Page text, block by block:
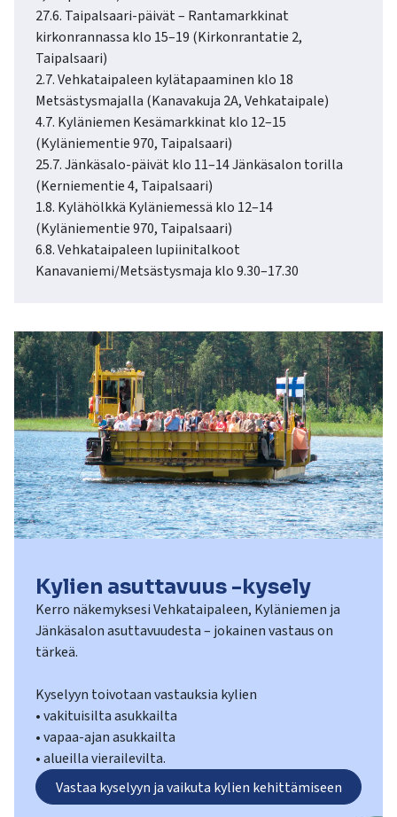
27.6. Taipalsaari-päivät – Rantamarkkinat
kirkonrannassa klo 15–19 (Kirkonrantatie 2,
Taipalsaari)
2.7. Vehkataipaleen kylätapaaminen klo 18
Metsästysmajalla (Kanavakuja 2A, Vehkataipale)
4.7. Kyläniemen Kesämarkkinat klo 12–15
(Kyläniementie 970, Taipalsaari)
25.7. Jänkäsalo-päivät klo 11–14 Jänkäsalon torilla
(Kerniementie 4, Taipalsaari)
1.8. Kylähölkkä Kyläniemessä klo 12–14
(Kyläniementie 970, Taipalsaari)
6.8. Vehkataipaleen lupiinitalkoot
Kanavaniemi/Metsästysmaja klo 9.30–17.30
Kylien asuttavuus -kysely
Kerro näkemyksesi Vehkataipaleen, Kyläniemen ja
Jänkäsalon asuttavuudesta – jokainen vastaus on
tärkeä.
Kyselyyn toivotaan vastauksia kylien
• vakituisilta asukkailta
• vapaa-ajan asukkailta
Vastaa kyselyyn ja vaikuta kylien kehittämiseen